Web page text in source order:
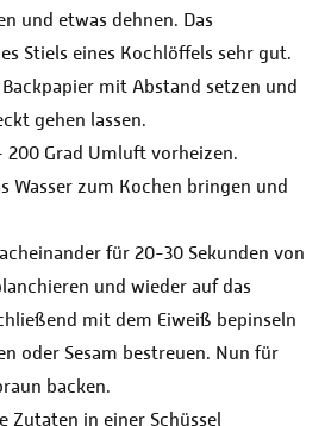
und etwas dehnen. Das
Stiels eines Kochlöffels sehr gut.
mit Abstand setzen und
gehen lassen.
200 Grad Umluft vorheizen.
Wasser zum Kochen bringen und
für 20-30 Sekunden von
und wieder auf das
mit dem Eiweiß bepinseln
oder Sesam bestreuen. Nun für
backen.
Zutaten in einer Schüssel